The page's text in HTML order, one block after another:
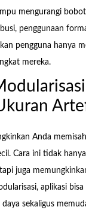
mengurangi
penggunaan
pengguna hanya
mereka.
Anda
Cara ini tidak
juga
aplikasi
sekaligus